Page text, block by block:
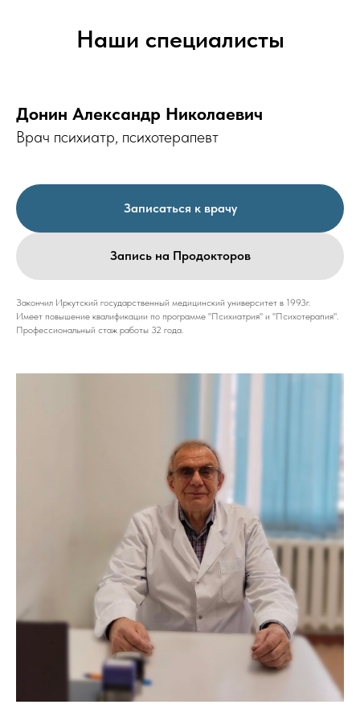
Наши специалисты
Донин Александр Николаевич
Врач психиатр, психотерапевт
Записаться к врачу
Запись на Продокторов
Закончил Иркутский государственный медицинский университет в 1993г.
Имеет повышение квалификации по программе "Психиатрия" и "Психотерапия".
Профессиональный стаж работы 32 года.